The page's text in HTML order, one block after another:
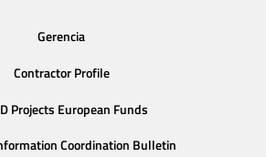
Gerencia
Contractor Profile
Projects European Funds
Coordination Bulletin